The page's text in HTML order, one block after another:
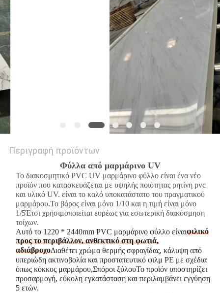
Περιγραφή προϊόντων
Φύλλα από μαρμάρινο UV
Το διακοσμητικό PVC UV μαρμάρινο φύλλο είναι ένα νέο
προϊόν που κατασκευάζεται με υψηλής ποιότητας ρητίνη pvc
και υλικό UV. είναι το καλό υποκατάστατο του πραγματικού
μαρμάρου.Το βάρος είναι μόνο 1/10 και η τιμή είναι μόνο
1/5Έτσι χρησιμοποιείται ευρέως για εσωτερική διακόσμηση
τοίχων.
Αυτό το 1220 * 2440mm PVC μαρμάρινο φύλλο είναιφιλικό
προς το περιβάλλον, ανθεκτικό στη φωτιά,
αδιάβροχοΔιαθέτει χρώμα θερμής σφραγίδας, κάλυψη από
υπεριώδη ακτινοβολία και προστατευτικό φιλμ PE με σχέδια
όπως κόκκος μαρμάρου,Σπόροι ξύλουΤο προϊόν υποστηρίζει
προσαρμογή, εύκολη εγκατάσταση και περιλαμβάνει εγγύηση
5 ετών.